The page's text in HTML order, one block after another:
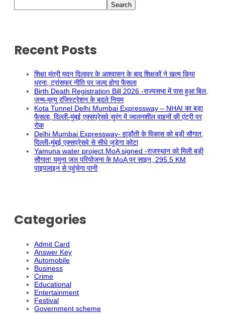
Search
Recent Posts
शिक्षा मंत्री मदन दिलावर के आश्वासन के बाद शिक्षकों ने खत्म किया
धरना, ट्रांसफर नीति पर जल्द होगा फैसला
Birth Death Registration Bill 2026 -राज्यसभा में पास हुआ बिल,
जन्म-मृत्यु रजिस्ट्रेशन के बदले नियम
Kota Tunnel Delhi Mumbai Expressway – NHAI का बड़ा
फैसला, दिल्ली-मुंबई एक्सप्रेसवे सुरंग में ज्वलनशील वाहनों की एंट्री पर
रोक
Delhi Mumbai Expressway- हाड़ौती के विकास को बड़ी सौगात,
दिल्ली-मुंबई एक्सप्रेसवे से सीधे जुड़ेगा कोटा
Yamuna water project MoA signed -राजस्थान को मिली बड़ी
सौगात! यमुना जल परियोजना के MoA पर साइन, 295.5 KM
पाइपलाइन से पहुंचेगा पानी
Categories
Admit Card
Answer Key
Automobile
Business
Crime
Educational
Entertainment
Festival
Government scheme